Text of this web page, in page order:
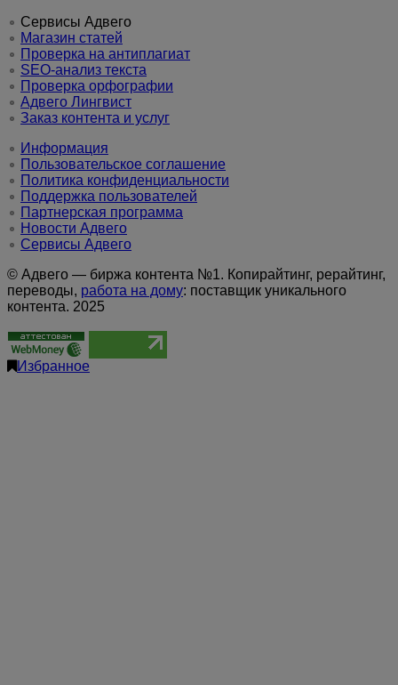
Сервисы Адвего
Магазин статей
Проверка на антиплагиат
SEO-анализ текста
Проверка орфографии
Адвего Лингвист
Заказ контента и услуг
Информация
Пользовательское соглашение
Политика конфиденциальности
Поддержка пользователей
Партнерская программа
Новости Адвего
Сервисы Адвего
© Адвего — биржа контента №1. Копирайтинг, рерайтинг,
переводы, работа на дому: поставщик уникального
контента. 2025
Избранное